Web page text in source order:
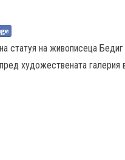
статуя на живописеца
художествената галерия